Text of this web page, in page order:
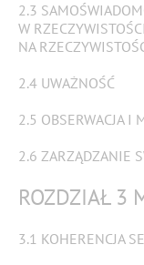
2.3
W
NA
2.4 UWAŻNOŚĆ
2.5 OBSERWACJA I
2.6 ZARZĄDZANIE
ROZDZIAŁ 3
3.1 KOHERENCJA